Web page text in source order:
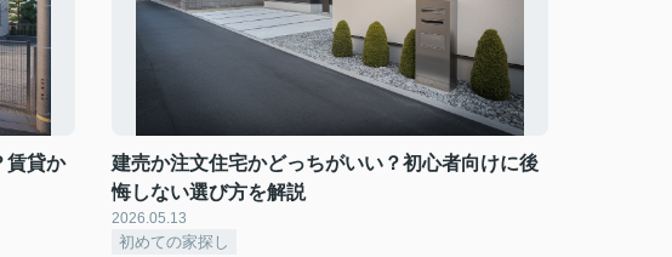
賃貸か
建売か注文住宅かどっちがいい？初心者向けに後
悔しない選び方を解説
2026.05.13
初めての家探し